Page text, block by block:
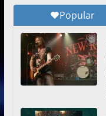
Popular